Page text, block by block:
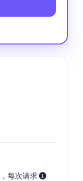
每次请求